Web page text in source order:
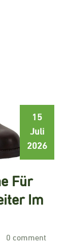
15
Juli
2026
Für
Im
0 comment